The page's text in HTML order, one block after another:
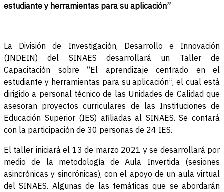
estudiante y herramientas para su aplicación”
La División de Investigación, Desarrollo e Innovación
(INDEIN) del SINAES desarrollará un Taller de
Capacitación sobre “El aprendizaje centrado en el
estudiante y herramientas para su aplicación”, el cual está
dirigido a personal técnico de las Unidades de Calidad que
asesoran proyectos curriculares de las Instituciones de
Educación Superior (IES) afiliadas al SINAES. Se contará
con la participación de 30 personas de 24 IES.
El taller iniciará el 13 de marzo 2021 y se desarrollará por
medio de la metodología de Aula Invertida (sesiones
asincrónicas y sincrónicas), con el apoyo de un aula virtual
del SINAES. Algunas de las temáticas que se abordarán